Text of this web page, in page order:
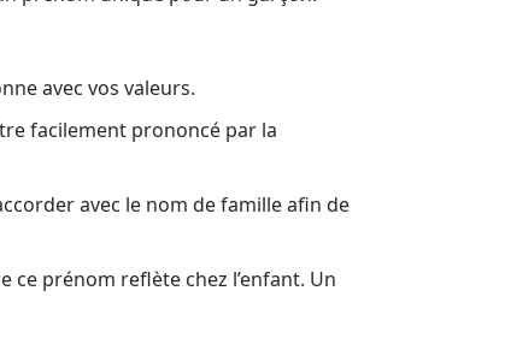
avec vos valeurs.
facilement prononcé par la
avec le nom de famille afin de
ce prénom reflète chez l’enfant. Un